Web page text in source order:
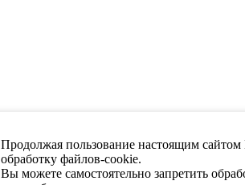
Продолжая пользование настоящим
обработку файлов-cookie.
Вы можете самостоятельно запретить